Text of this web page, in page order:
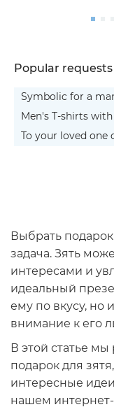
Popular requests
Symbolic for a
Men's T-shirts
To your loved one
Выбрать
задача. Зять
интересами и
идеальный
ему по вкусу, но
внимание к его
В этой статье
подарок для
интересные
нашем